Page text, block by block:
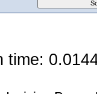
time: